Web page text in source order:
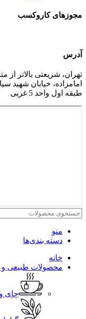
مجوزهای کاروکسب
آدرس
تهران، شریعتی بالاتر
طبقه اول واحد 5 غربی
منو
دسته بندی‌ها
خانه
محصولات طبیعی و
چای